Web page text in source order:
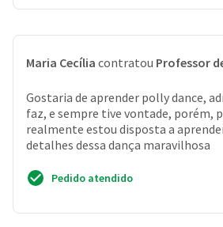
Maria Cecília contratou Professor
Gostaria de aprender polly dance,
faz, e sempre tive vontade, porém,
realmente estou disposta a
detalhes dessa dança maravilhosa
Pedido atendido